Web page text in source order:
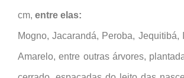
cm, entre elas:
Mogno, Jacarandá, Peroba, Jequitibá,
Amarelo, entre outras árvores,